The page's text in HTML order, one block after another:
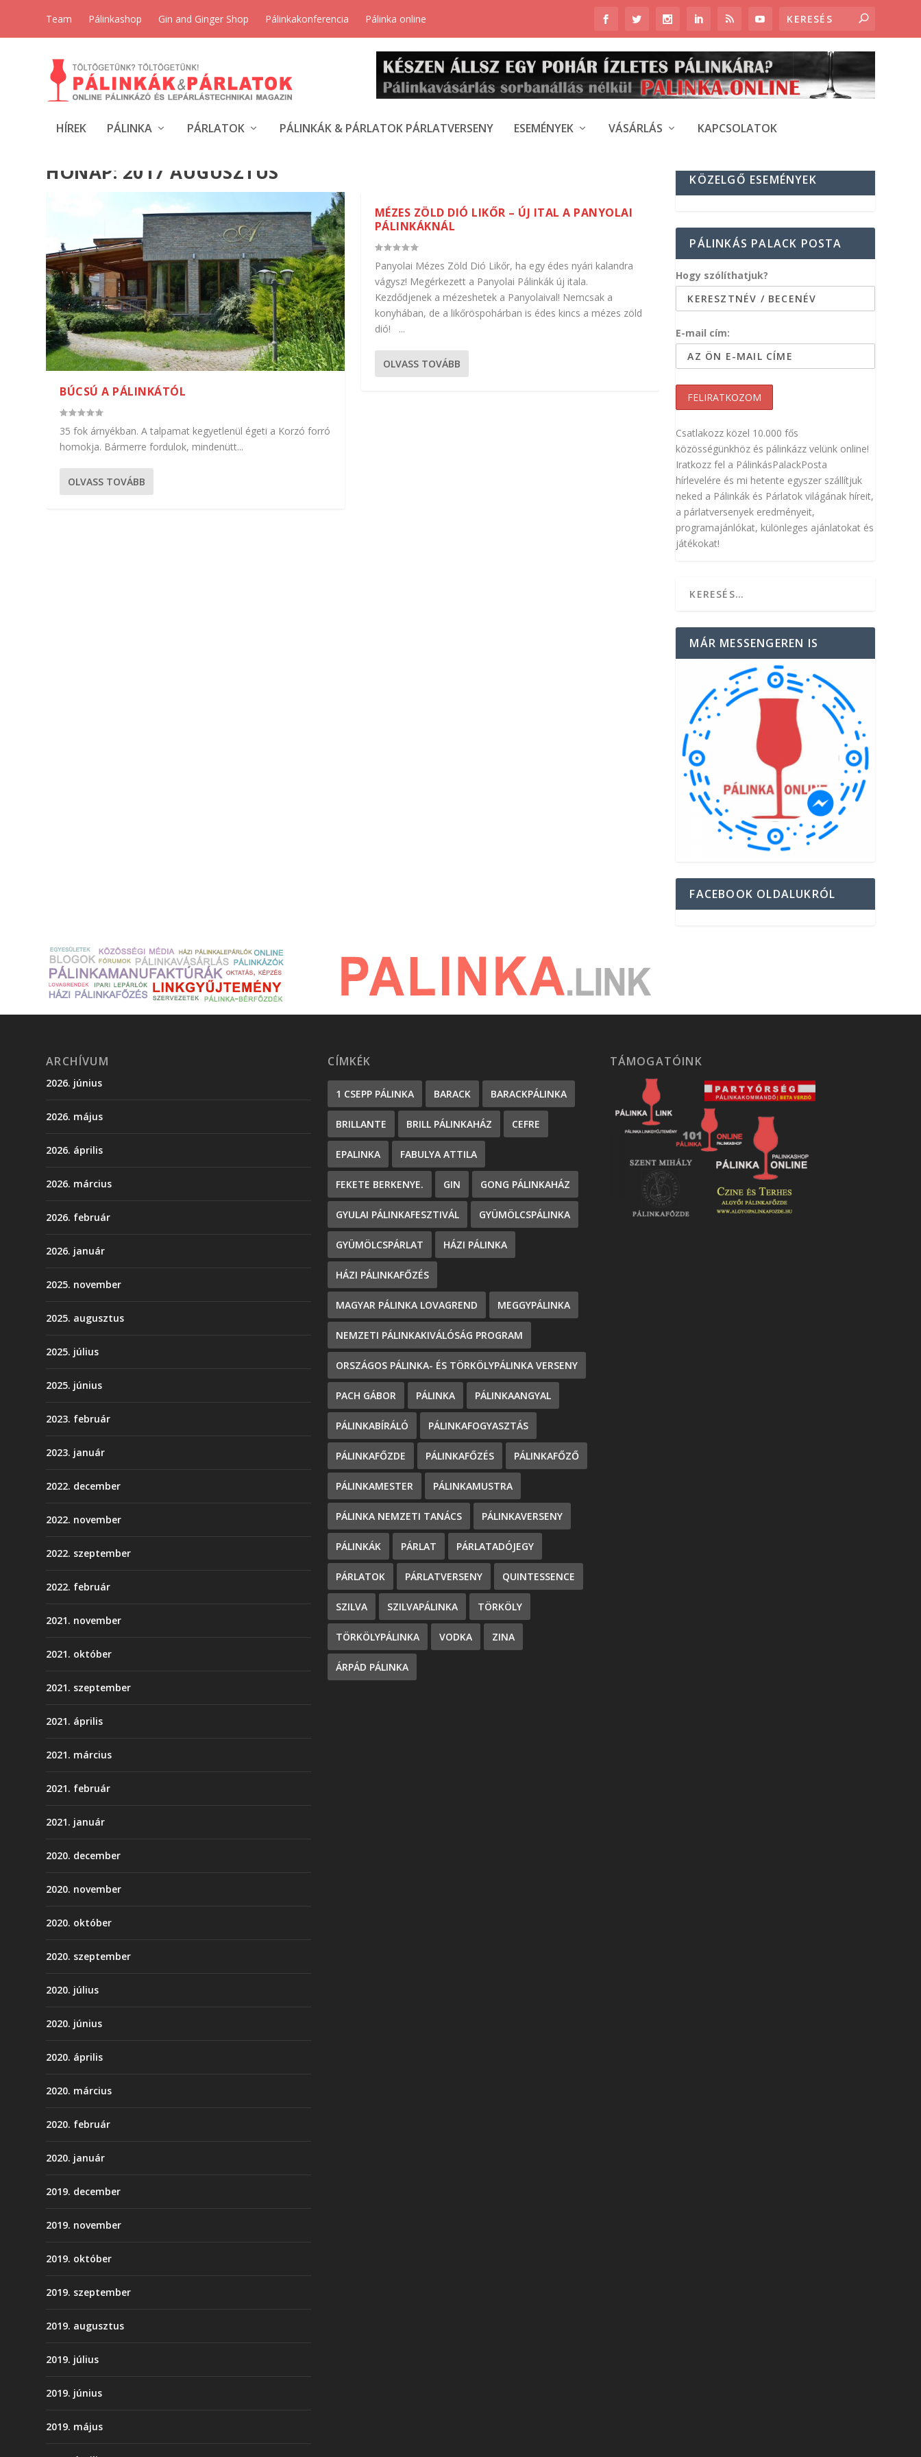
Team Pálinkashop Gin and Ginger Shop Pálinkakonferencia Pálinka online
HÍREK PÁLINKA PÁRLATOK PÁLINKÁK & PÁRLATOK PÁRLATVERSENY ESEMÉNYEK VÁSÁRLÁS KAPCSOLATOK
HÓNAP: 2017 AUGUSZTUS
BÚCSÚ A PÁLINKÁTÓL
35 fok árnyékban. A talpamat kegyetlenül égeti a Korzó forró
homokja. Bármerre fordulok, mindenütt...
OLVASS TOVÁBB
MÉZES ZÖLD DIÓ LIKŐR – ÚJ ITAL A PANYOLAI
PÁLINKÁKNÁL
Panyolai Mézes Zöld Dió Likőr, ha egy édes nyári kalandra
vágysz! Megérkezett a Panyolai Pálinkák új itala.
Kezdődjenek a mézeshetek a Panyolaival! Nemcsak a
konyhában, de a likőröspohárban is édes kincs a mézes zöld
dió! ...
OLVASS TOVÁBB
KÖZELGŐ ESEMÉNYEK
PÁLINKÁS PALACK POSTA
Hogy szólíthatjuk?
E-mail cím:
Csatlakozz közel 10.000 fős
közösségünkhöz és pálinkázz velünk online!
Iratkozz fel a PálinkásPalackPosta
hírlevelére és mi hetente egyszer szállítjuk
neked a Pálinkák és Párlatok világának híreit,
a párlatversenyek eredményeit,
programajánlókat, különleges ajánlatokat és
játékokat!
MÁR MESSENGEREN IS
FACEBOOK OLDALUKRÓL
ARCHÍVUM
2026. június
2026. május
2026. április
2026. március
2026. február
2026. január
2025. november
2025. augusztus
2025. július
2025. június
2023. február
2023. január
2022. december
2022. november
2022. szeptember
2022. február
2021. november
2021. október
2021. szeptember
2021. április
2021. március
2021. február
2021. január
2020. december
2020. november
2020. október
2020. szeptember
2020. július
2020. június
2020. április
2020. március
2020. február
2020. január
2019. december
2019. november
2019. október
2019. szeptember
2019. augusztus
2019. július
2019. június
2019. május
CÍMKÉK
1 CSEPP PÁLINKA BARACK BARACKPÁLINKA
BRILLANTE BRILL PÁLINKAHÁZ CEFRE
EPALINKA FABULYA ATTILA
FEKETE BERKENYE. GIN GONG PÁLINKAHÁZ
GYULAI PÁLINKAFESZTIVÁL GYÜMÖLCSPÁLINKA
GYÜMÖLCSPÁRLAT HÁZI PÁLINKA
HÁZI PÁLINKAFŐZÉS
MAGYAR PÁLINKA LOVAGREND MEGGYPÁLINKA
NEMZETI PÁLINKAKIVÁLÓSÁG PROGRAM
ORSZÁGOS PÁLINKA- ÉS TÖRKÖLYPÁLINKA VERSENY
PACH GÁBOR PÁLINKA PÁLINKAANGYAL
PÁLINKABÍRÁLÓ PÁLINKAFOGYASZTÁS
PÁLINKAFŐZDE PÁLINKAFŐZÉS PÁLINKAFŐZŐ
PÁLINKAMESTER PÁLINKAMUSTRA
PÁLINKA NEMZETI TANÁCS PÁLINKAVERSENY
PÁLINKÁK PÁRLAT PÁRLATADÓJEGY
PÁRLATOK PÁRLATVERSENY QUINTESSENCE
SZILVA SZILVAPÁLINKA TÖRKÖLY
TÖRKÖLYPÁLINKA VODKA ZINA
ÁRPÁD PÁLINKA
TÁMOGATÓINK